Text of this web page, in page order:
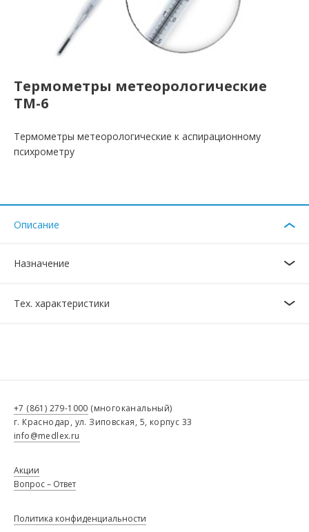
Термометры метеорологические
ТМ-6
Термометры метеорологические к аспирационному
психрометру
Описание
Назначение
Тех. характеристики
+7 (861) 279-1000 (многоканальный)
г. Краснодар, ул. Зиповская, 5, корпус 33
info@medlex.ru
Акции
Вопрос – Ответ
Политика конфиденциальности